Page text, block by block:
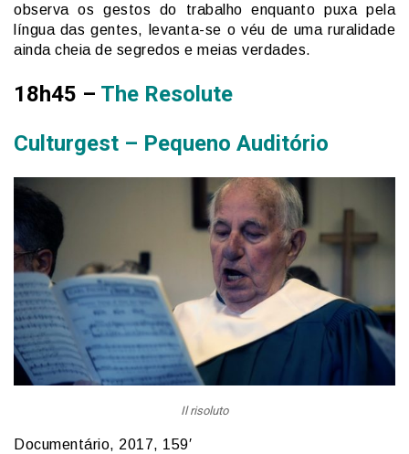
observa os gestos do trabalho enquanto puxa pela
língua das gentes, levanta-se o véu de uma ruralidade
ainda cheia de segredos e meias verdades.
18h45 – The Resolute
Culturgest – Pequeno Auditório
Il risoluto
Documentário, 2017, 159′